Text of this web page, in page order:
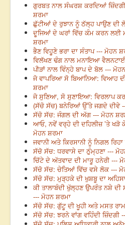
ਗੁਰਬਤ ਨਾਲ ਸੰਘਰਸ਼ ਕਰਦਿਆਂ
ਸ਼ਰਮਾ
ਛੁੱਟੀਆਂ ਦੇ ਰੁਝਾਨ ਨੂੰ ਠੱਲ੍ਹ ਪਾਉਣ ਦੀ
ਦੂਜਿਆਂ ਦੇ ਘਰਾਂ ਵਿੱਚ ਕੰਮ ਕਰਨ ਲਈ
ਸ਼ਰਮਾ
ਭੈਣ ਵਿਹੂਣੇ ਭਰਾ ਦਾ ਸੰਤਾਪ --- ਮੋਹਨ
ਵਿਲੱਖਣ ਢੰਗ ਨਾਲ ਮਨਾਇਆ
ਪੀੜਾਂ ਨਾਲ ਵਿੰਨ੍ਹੇ ਬਾਪ ਦੇ ਬੋਲ ---
ਜੋ ਵਾਪਰਿਆ ਸੋ ਬਿਆਨਿਆ: ਵਿਆਹ
ਸ਼ਰਮਾ
ਜੋ ਸੁਣਿਆ, ਸੋ ਸੁਣਾਇਆ: ਵਿਰਲਾਪ ਕਰ
(ਸੱਚੋ ਸੱਚ) ਬਨੇਰਿਆਂ ਉੱਤੇ ਜਗਦੇ ਦੀਵੇ
ਸੱਚੋ ਸੱਚ: ਜੰਗਲ ਦੀ ਅੱਗ --- ਮੋਹਨ
ਆਓ, ਨਵੇਂ ਵਰ੍ਹੇ ਦੀ ਦਹਿਲੀਜ਼ ’ਤੇ ਖੜੋ
ਮੋਹਨ ਸ਼ਰਮਾ
ਜਵਾਨੀ ਅਤੇ ਕਿਰਸਾਨੀ ਨੂੰ ਨਿਗਲ
ਸੱਚੋ ਸੱਚ: ਧਰਵਾਸੇ ਦਾ ਠੁੰਮ੍ਹਣਾ ---
ਚਿੱਟੇ ਦੇ ਅੱਤਵਾਦ ਦੀ ਮਾਰੂ ਹਨੇਰੀ ---
ਸੱਚੋ ਸੱਚ: ਚੇਤਿਆਂ ਵਿੱਚ ਵਸੇ ਲੋਕ ---
ਸੱਚੋ ਸੱਚ: ਮੁੜ੍ਹਕੇ ਦੀ ਖੁਸ਼ਬੂ ਦਾ
ਕੀ ਤਾਲਾਬੰਦੀ ਖੁੱਲ੍ਹਣ ਉਪਰੰਤ ਨਸ਼ੇ
--- ਮੋਹਨ ਸ਼ਰਮਾ
ਸੱਚੋ ਸੱਚ: ਗੁੱਟੂ ਦੀ ਖੂਹੀ ਅਤੇ ਮਸਤ
ਸੱਚੋ ਸੱਚ: ਝਰਨੇ ਵਾਂਗ ਵਹਿੰਦੀ ਜ਼ਿੰਦਗੀ